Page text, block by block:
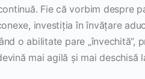
Fie că vorbim despre
investiția în învățare
o abilitate pare „învechită”,
mai agilă și mai deschisă